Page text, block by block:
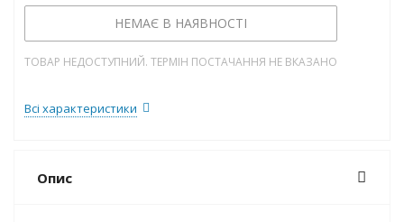
НЕМАЄ В НАЯВНОСТІ
ТОВАР НЕДОСТУПНИЙ. ТЕРМІН ПОСТАЧАННЯ НЕ ВКАЗАНО
Всі характеристики
Опис